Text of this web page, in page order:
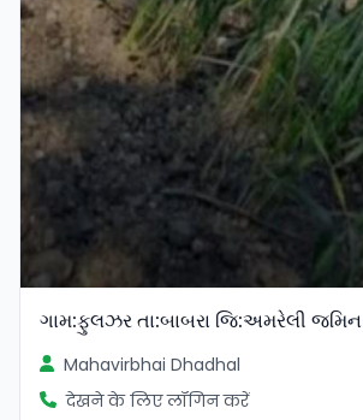
ગામ:ફુલઝર તા:બાબરા જિ:અમરેલી જમિન
Mahavirbhai Dhadhal
देखने के लिए लॉगिन करें